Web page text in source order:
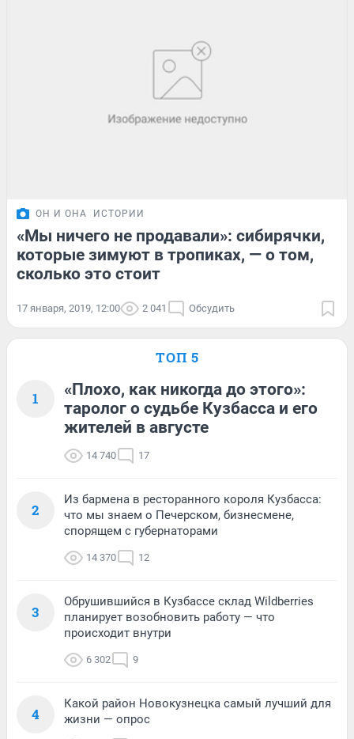
ОН И ОНА ИСТОРИИ
«Мы ничего не продавали»: сибирячки,
которые зимуют в тропиках, — о том,
сколько это стоит
17 января, 2019, 12:00 2 041 Обсудить
ТОП 5
1
«Плохо, как никогда до этого»:
таролог о судьбе Кузбасса и его
жителей в августе
14 740 17
2
Из бармена в ресторанного короля Кузбасса:
что мы знаем о Печерском, бизнесмене,
спорящем с губернаторами
14 370 12
3
Обрушившийся в Кузбассе склад Wildberries
планирует возобновить работу — что
происходит внутри
6 302 9
4
Какой район Новокузнецка самый лучший для
жизни — опрос